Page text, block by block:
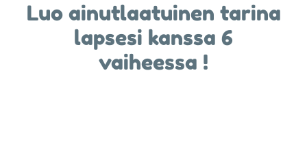
Luo ainutlaatuinen tarina
lapsesi kanssa 6
vaiheessa !